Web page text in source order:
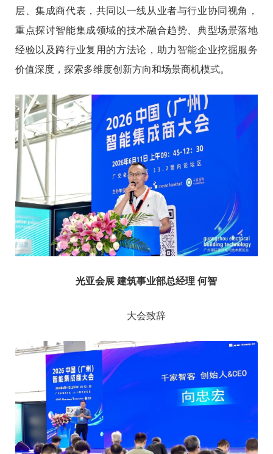
层、集成商代表，共同以一线从业者与行业协同视角，
重点探讨智能集成领域的技术融合趋势、典型场景落地
经验以及跨行业复用的方法论，助力智能企业挖掘服务
价值深度，探索多维度创新方向和场景商机模式。
光亚会展 建筑事业部总经理 何智
大会致辞